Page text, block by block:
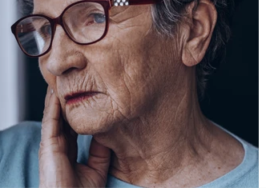
#BlogIMENA IMENA Facilitador